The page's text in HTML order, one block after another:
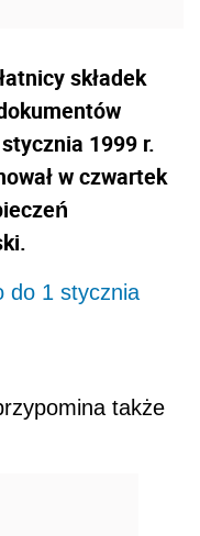
składek
1999 r.
w czwartek
do 1 stycznia
także